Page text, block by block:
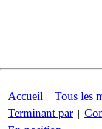
Accueil | Tous les
Terminant par|